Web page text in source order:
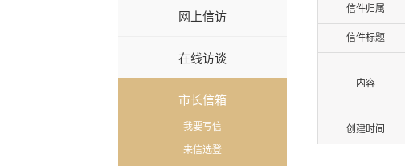
网上信访
在线访谈
市长信箱
我要写信
来信选登
信件归属
信件标题
内容
创建时间